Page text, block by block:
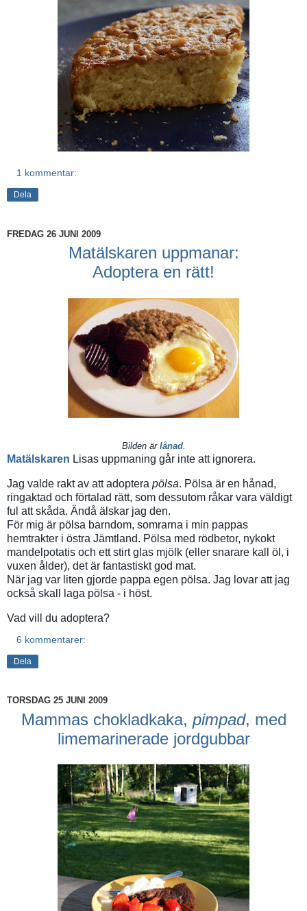
1 kommentar:
Dela
FREDAG 26 JUNI 2009
Matälskaren uppmanar:
Adoptera en rätt!
Bilden är lånad.
Matälskaren Lisas uppmaning går inte att ignorera.
Jag valde rakt av att adoptera pölsa. Pölsa är en hånad,
ringaktad och förtalad rätt, som dessutom råkar vara väldigt
ful att skåda. Ändå älskar jag den.
För mig är pölsa barndom, somrarna i min pappas
hemtrakter i östra Jämtland. Pölsa med rödbetor, nykokt
mandelpotatis och ett stirt glas mjölk (eller snarare kall öl, i
vuxen ålder), det är fantastiskt god mat.
När jag var liten gjorde pappa egen pölsa. Jag lovar att jag
också skall laga pölsa - i höst.
Vad vill du adoptera?
6 kommentarer:
Dela
TORSDAG 25 JUNI 2009
Mammas chokladkaka, pimpad, med
limemarinerade jordgubbar